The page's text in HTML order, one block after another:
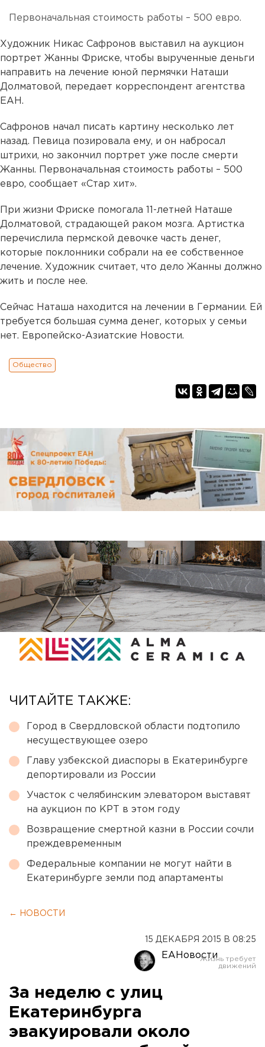
Первоначальная стоимость работы – 500 евро.
Художник Никас Сафронов выставил на аукцион
портрет Жанны Фриске, чтобы вырученные деньги
направить на лечение юной пермячки Наташи
Долматовой, передает корреспондент агентства
ЕАН.
Сафронов начал писать картину несколько лет
назад. Певица позировала ему, и он набросал
штрихи, но закончил портрет уже после смерти
Жанны. Первоначальная стоимость работы – 500
евро, сообщает «Стар хит».
При жизни Фриске помогала 11-летней Наташе
Долматовой, страдающей раком мозга. Артистка
перечислила пермской девочке часть денег,
которые поклонники собрали на ее собственное
лечение. Художник считает, что дело Жанны должно
жить и после нее.
Сейчас Наташа находится на лечении в Германии. Ей
требуется большая сумма денег, которых у семьи
нет. Европейско-Азиатские Новости.
Общество
ЧИТАЙТЕ ТАКЖЕ:
Город в Свердловской области подтопило
несуществующее озеро
Главу узбекской диаспоры в Екатеринбурге
депортировали из России
Участок с челябинским элеватором выставят
на аукцион по КРТ в этом году
Возвращение смертной казни в России сочли
преждевременным
Федеральные компании не могут найти в
Екатеринбурге земли под апартаменты
← НОВОСТИ
15 ДЕКАБРЯ 2015 В 08:25
ЕАНовости
За неделю с улиц
Екатеринбурга
эвакуировали около